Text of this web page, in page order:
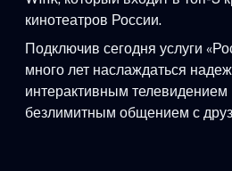
кинотеатров России.
Подключив сегодня услуги
много лет наслаждаться
интерактивным телевидением
безлимитным общением с